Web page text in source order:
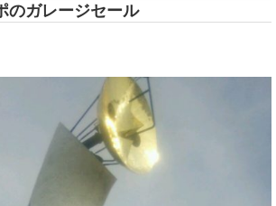
のガレージセール